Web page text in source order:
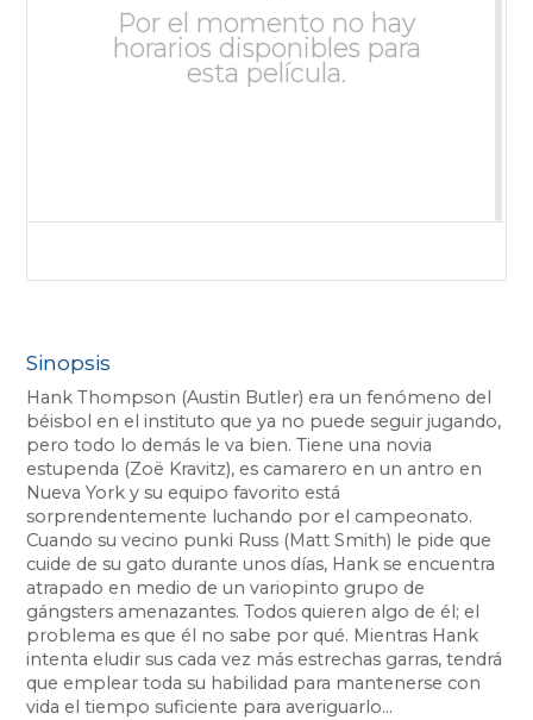
Por el momento no hay
horarios disponibles para
esta película.
Sinopsis
Hank Thompson (Austin Butler) era un fenómeno del
béisbol en el instituto que ya no puede seguir jugando,
pero todo lo demás le va bien. Tiene una novia
estupenda (Zoë Kravitz), es camarero en un antro en
Nueva York y su equipo favorito está
sorprendentemente luchando por el campeonato.
Cuando su vecino punki Russ (Matt Smith) le pide que
cuide de su gato durante unos días, Hank se encuentra
atrapado en medio de un variopinto grupo de
gángsters amenazantes. Todos quieren algo de él; el
problema es que él no sabe por qué. Mientras Hank
intenta eludir sus cada vez más estrechas garras, tendrá
que emplear toda su habilidad para mantenerse con
vida el tiempo suficiente para averiguarlo...